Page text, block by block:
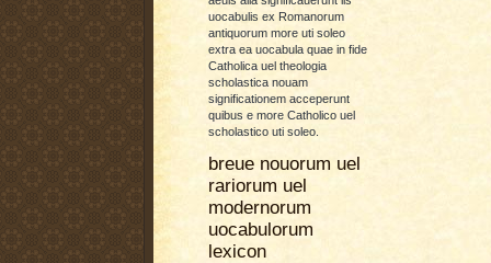
uocabulis ex Romanorum
antiquorum more uti soleo
extra ea uocabula quae in fide
Catholica uel theologia
scholastica nouam
significationem acceperunt
quibus e more Catholico uel
scholastico uti soleo.
breue nouorum uel
rariorum uel
modernorum
uocabulorum
lexicon